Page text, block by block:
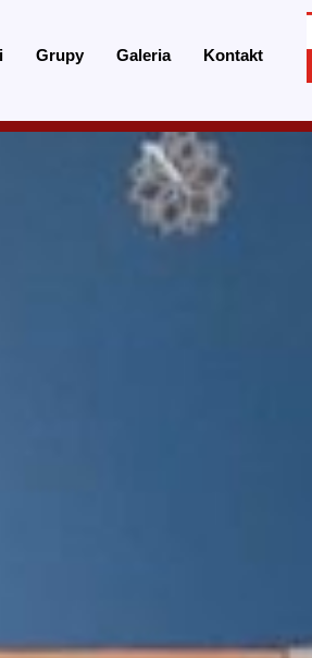
Grupy Galeria Kontakt